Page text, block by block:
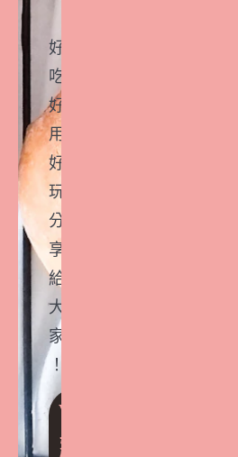
好
吃
好
用
好
玩
分
享
給
大
家
！
VI
好